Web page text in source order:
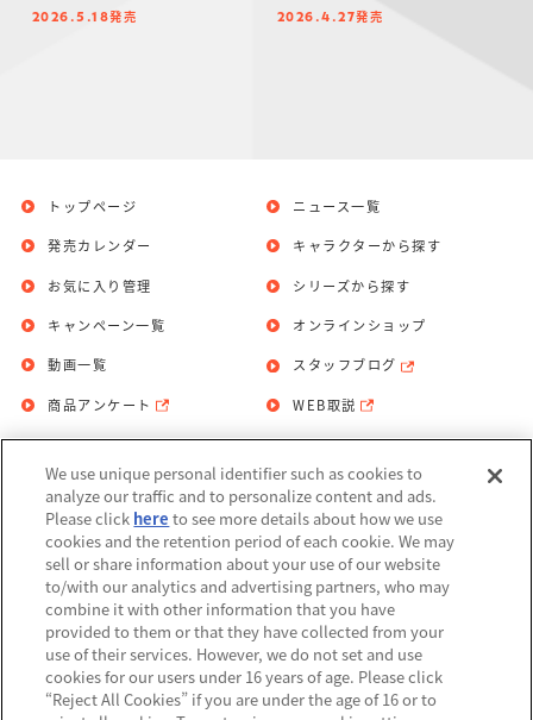
2026.5.18発売 2026.4.27発売
トップページ
発売カレンダー
お気に入り管理
ニュース一覧
キャラクターから探す
シリーズから探す
キャンペーン一覧
動画一覧
商品アンケート
オンラインショップ
スタッフブログ
WEB取説
お問い合わせ 個人情報保護方針
利用規約
Do Not Sell or Share My Personal
Information
アレルギー情報
We use unique personal identifier such as cookies to
analyze our traffic and to personalize content and ads.
Please click here to see more details about how we use
cookies and the retention period of each cookie. We may
sell or share information about your use of our website
to/with our analytics and advertising partners, who may
combine it with other information that you have
provided to them or that they have collected from your
use of their services. However, we do not set and use
cookies for our users under 16 years of age. Please click
“Reject All Cookies” if you are under the age of 16 or to